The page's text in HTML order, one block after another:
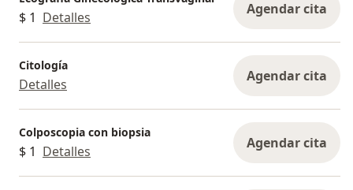
$ 1 Detalles Agendar cita
Citología
Detalles Agendar cita
Colposcopia con biopsia
$ 1 Detalles Agendar cita